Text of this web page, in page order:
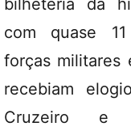
bilheteria da
com quase
forças militares
recebiam
Cruzeiro e